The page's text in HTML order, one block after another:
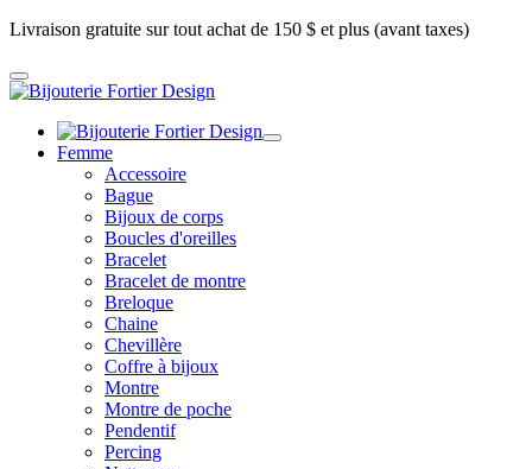
Livraison gratuite sur tout achat de 150 $ et plus (avant taxes)
Femme
Accessoire
Bague
Bijoux de corps
Boucles d'oreilles
Bracelet
Bracelet de montre
Breloque
Chaine
Chevillère
Coffre à bijoux
Montre
Montre de poche
Pendentif
Percing